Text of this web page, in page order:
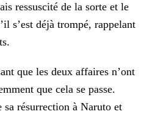
ressuscité de la sorte et le
s’est déjà trompé, rappelant
que les deux affaires n’ont
que cela se passe.
résurrection à Naruto et